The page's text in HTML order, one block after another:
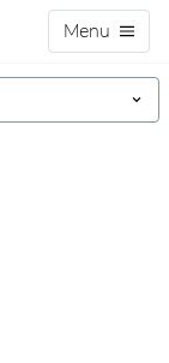
Menu